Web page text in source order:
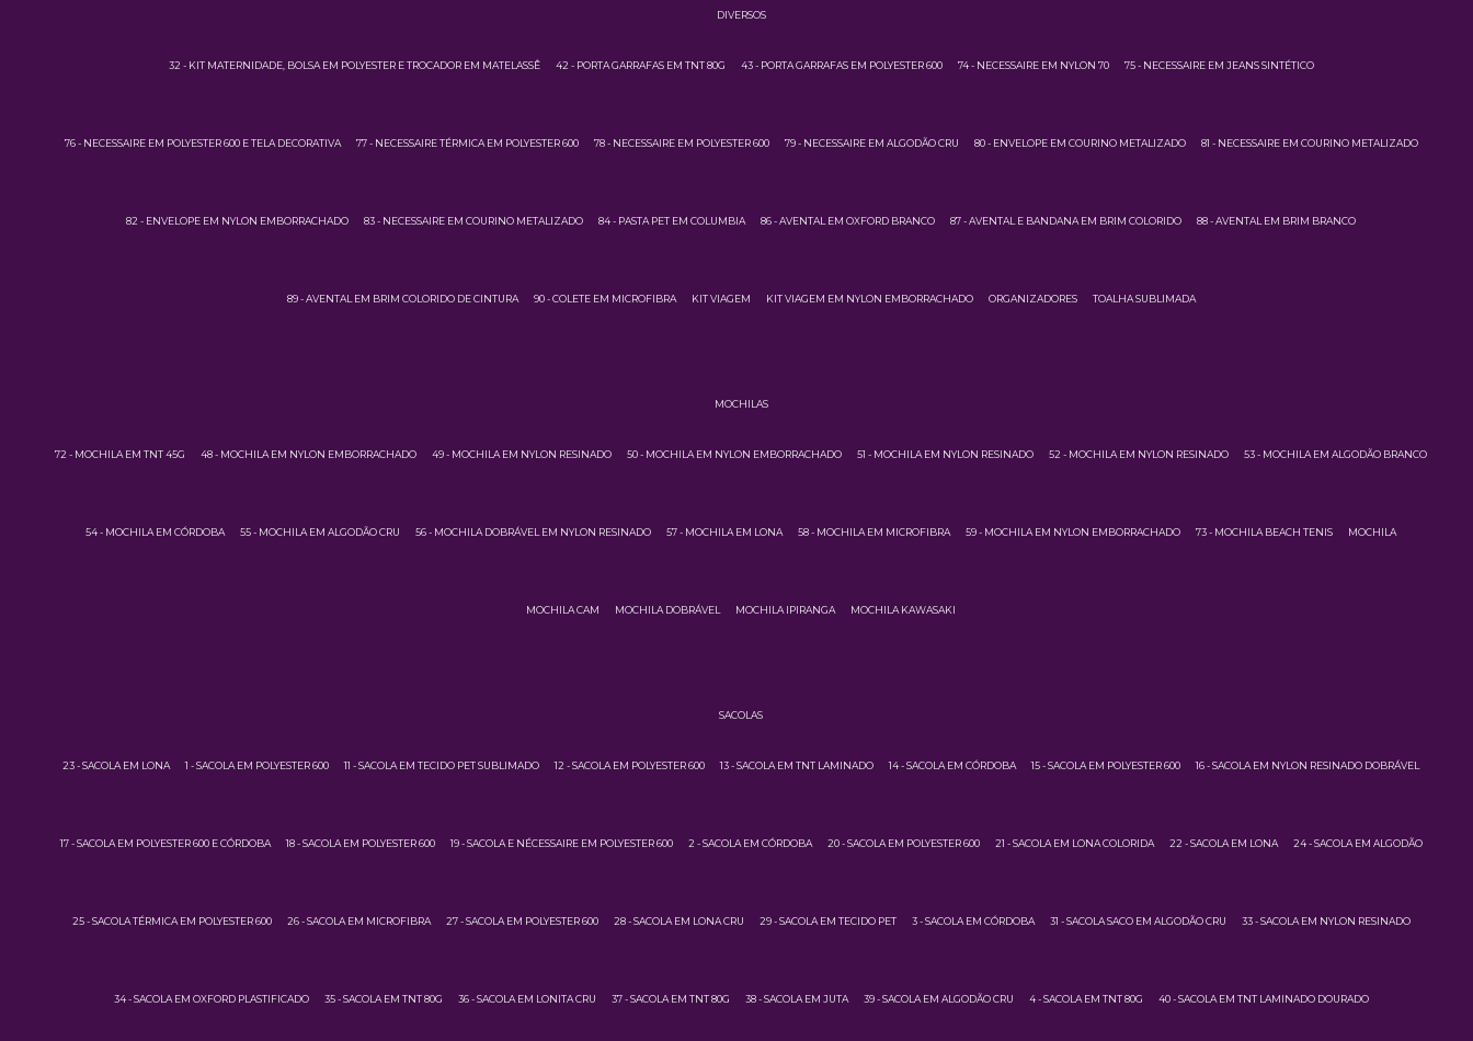
DIVERSOS
32 - KIT MATERNIDADE, BOLSA EM POLYESTER E TROCADOR EM MATELASSÊ 42 - PORTA GARRAFAS EM TNT 80G 43 - PORTA GARRAFAS EM POLYESTER 600 74 - NECESSAIRE EM NYLON 70 75 - NECESSAIRE EM JEANS SINTÉTICO
76 - NECESSAIRE EM POLYESTER 600 E TELA DECORATIVA 77 - NECESSAIRE TÉRMICA EM POLYESTER 600 78 - NECESSAIRE EM POLYESTER 600 79 - NECESSAIRE EM ALGODÃO CRU 80 - ENVELOPE EM COURINO METALIZADO 81 - NECESSAIRE EM COURINO METALIZADO
82 - ENVELOPE EM NYLON EMBORRACHADO 83 - NECESSAIRE EM COURINO METALIZADO 84 - PASTA PET EM COLUMBIA 86 - AVENTAL EM OXFORD BRANCO 87 - AVENTAL E BANDANA EM BRIM COLORIDO 88 - AVENTAL EM BRIM BRANCO
89 - AVENTAL EM BRIM COLORIDO DE CINTURA 90 - COLETE EM MICROFIBRA KIT VIAGEM KIT VIAGEM EM NYLON EMBORRACHADO ORGANIZADORES TOALHA SUBLIMADA
MOCHILAS
72 - MOCHILA EM TNT 45G 48 - MOCHILA EM NYLON EMBORRACHADO 49 - MOCHILA EM NYLON RESINADO 50 - MOCHILA EM NYLON EMBORRACHADO 51 - MOCHILA EM NYLON RESINADO 52 - MOCHILA EM NYLON RESINADO 53 - MOCHILA EM ALGODÃO BRANCO
54 - MOCHILA EM CÓRDOBA 55 - MOCHILA EM ALGODÃO CRU 56 - MOCHILA DOBRÁVEL EM NYLON RESINADO 57 - MOCHILA EM LONA 58 - MOCHILA EM MICROFIBRA 59 - MOCHILA EM NYLON EMBORRACHADO 73 - MOCHILA BEACH TENIS MOCHILA
MOCHILA CAM MOCHILA DOBRÁVEL MOCHILA IPIRANGA MOCHILA KAWASAKI
SACOLAS
23 - SACOLA EM LONA 1 - SACOLA EM POLYESTER 600 11 - SACOLA EM TECIDO PET SUBLIMADO 12 - SACOLA EM POLYESTER 600 13 - SACOLA EM TNT LAMINADO 14 - SACOLA EM CÓRDOBA 15 - SACOLA EM POLYESTER 600 16 - SACOLA EM NYLON RESINADO DOBRÁVEL
17 - SACOLA EM POLYESTER 600 E CÓRDOBA 18 - SACOLA EM POLYESTER 600 19 - SACOLA E NÉCESSAIRE EM POLYESTER 600 2 - SACOLA EM CÓRDOBA 20 - SACOLA EM POLYESTER 600 21 - SACOLA EM LONA COLORIDA 22 - SACOLA EM LONA 24 - SACOLA EM ALGODÃO
25 - SACOLA TÉRMICA EM POLYESTER 600 26 - SACOLA EM MICROFIBRA 27 - SACOLA EM POLYESTER 600 28 - SACOLA EM LONA CRU 29 - SACOLA EM TECIDO PET 3 - SACOLA EM CÓRDOBA 31 - SACOLA SACO EM ALGODÃO CRU 33 - SACOLA EM NYLON RESINADO
34 - SACOLA EM OXFORD PLASTIFICADO 35 - SACOLA EM TNT 80G 36 - SACOLA EM LONITA CRU 37 - SACOLA EM TNT 80G 38 - SACOLA EM JUTA 39 - SACOLA EM ALGODÃO CRU 4 - SACOLA EM TNT 80G 40 - SACOLA EM TNT LAMINADO DOURADO